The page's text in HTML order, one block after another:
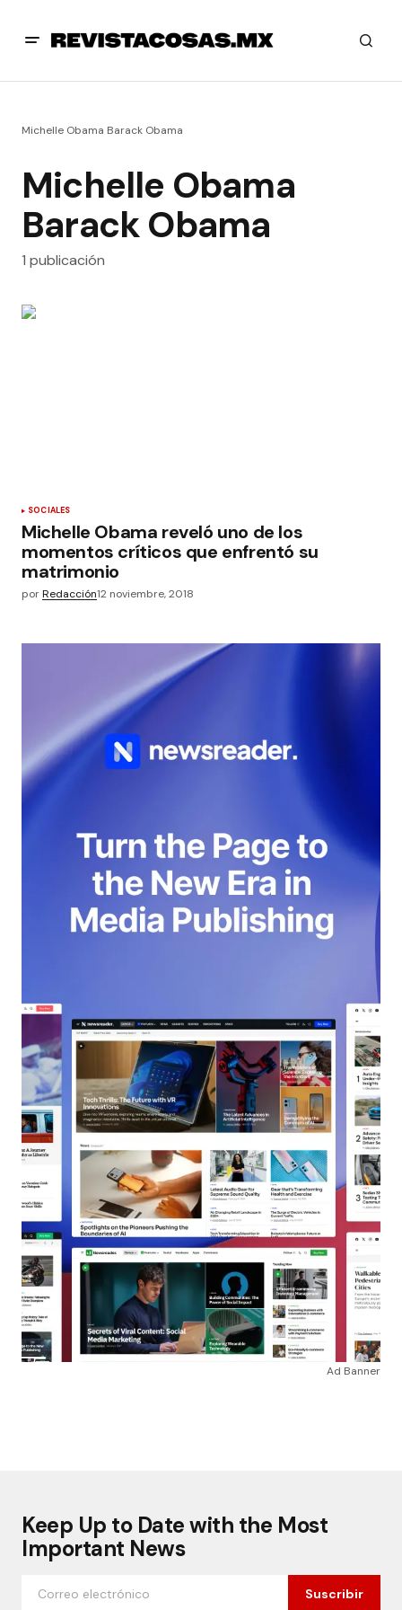
Michelle Obama Barack Obama
Michelle Obama
Barack Obama
1 publicación
SOCIALES
Michelle Obama reveló uno de los
momentos críticos que enfrentó su
matrimonio
porRedacción12 noviembre, 2018
Ad Banner
Keep Up to Date with the Most
Important News
Suscribir